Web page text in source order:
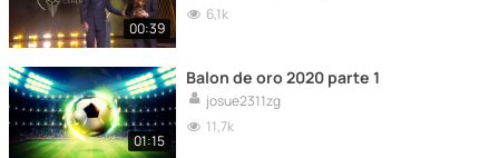
00:39
6,1k
01:15
Balon de oro 2020 parte 1
josue2311zg
11,7k